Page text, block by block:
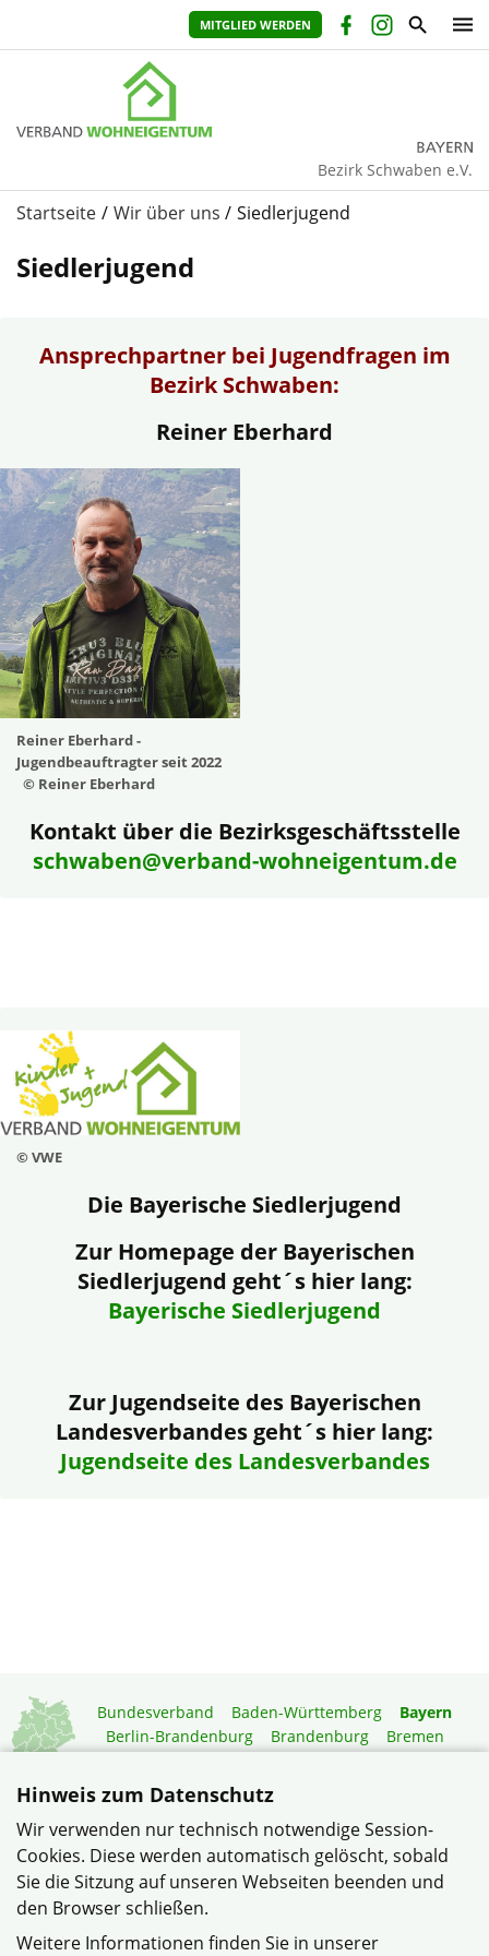
MITGLIED WERDEN
Bezirk Schwaben e.V.
Startseite Wir über uns Siedlerjugend
Siedlerjugend
Ansprechpartner bei Jugendfragen im
Bezirk Schwaben:
Reiner Eberhard
Reiner Eberhard -
Jugendbeauftragter seit 2022
© Reiner Eberhard
Kontakt über die Bezirksgeschäftsstelle
schwaben@verband-wohneigentum.de
© VWE
Die Bayerische Siedlerjugend
Zur Homepage der Bayerischen
Siedlerjugend geht´s hier lang:
Bayerische Siedlerjugend
Zur Jugendseite des Bayerischen
Landesverbandes geht´s hier lang:
Jugendseite des Landesverbandes
Bundesverband Baden-Württemberg
Bayern
Berlin-Brandenburg
Brandenburg
Bremen
Niedersachsen
Rheinland-Pfalz
Saarland
Sachsen-Anhalt
Schleswig-Holstein
Thüringen
Mitgliedermagazin
Gartenberatung
© Bezirk Schwaben e.V. im Verband Wohneigentum Bayern
Hinweis zum Datenschutz
Wir verwenden nur technisch notwendige Session-
Cookies. Diese werden automatisch gelöscht, sobald
Sie die Sitzung auf unseren Webseiten beenden und
den Browser schließen.
Weitere Informationen finden Sie in unserer